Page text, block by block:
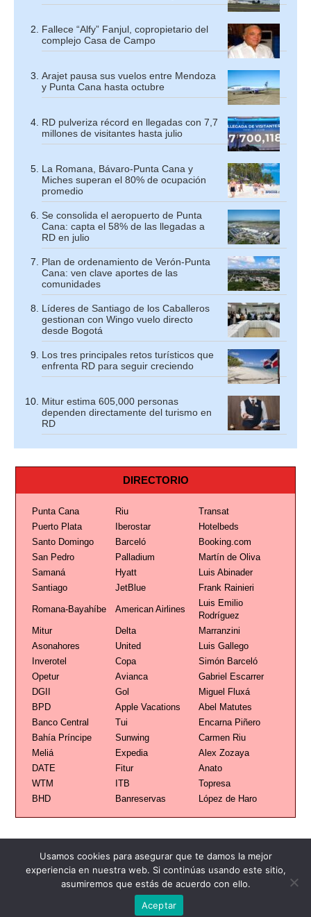
Fallece “Alfy” Fanjul, copropietario del
complejo Casa de Campo
Arajet pausa sus vuelos entre Mendoza
y Punta Cana hasta octubre
RD pulveriza récord en llegadas con 7,7
millones de visitantes hasta julio
La Romana, Bávaro-Punta Cana y
Miches superan el 80% de ocupación
promedio
Se consolida el aeropuerto de Punta
Cana: capta el 58% de las llegadas a
RD en julio
Plan de ordenamiento de Verón-Punta
Cana: ven clave aportes de las
comunidades
Líderes de Santiago de los Caballeros
gestionan con Wingo vuelo directo
desde Bogotá
Los tres principales retos turísticos que
enfrenta RD para seguir creciendo
Mitur estima 605,000 personas
dependen directamente del turismo en
RD
DIRECTORIO
Punta Cana Riu
Transat
Puerto Plata
Iberostar
Hotelbeds
Santo Domingo
Barceló
Booking.com
San Pedro
Palladium
Martín de Oliva
Samaná
Hyatt
Luis Abinader
Santiago
JetBlue Frank Rainieri
Romana-Bayahíbe American Airlines
Luis Emilio
Rodríguez
Mitur
Delta
Marranzini
Asonahores
United
Luis Gallego
Inverotel
Copa
Simón Barceló
Opetur
Avianca
Gabriel Escarrer
DGII
Gol
Miguel Fluxá
BPD
Apple Vacations
Abel Matutes
Banco Central
Tui
Encarna Piñero
Bahía Príncipe
Sunwing
Carmen Riu
Meliá
Expedia
Alex Zozaya
DATE
Fitur
Anato
WTM
ITB
Topresa
BHD
Banreservas López de Haro
Usamos cookies para asegurar que te damos la mejor
experiencia en nuestra web. Si continúas usando este sitio,
asumiremos que estás de acuerdo con ello.
Aceptar
Publicidad Redacción Contacto
Todos los derechos reservados